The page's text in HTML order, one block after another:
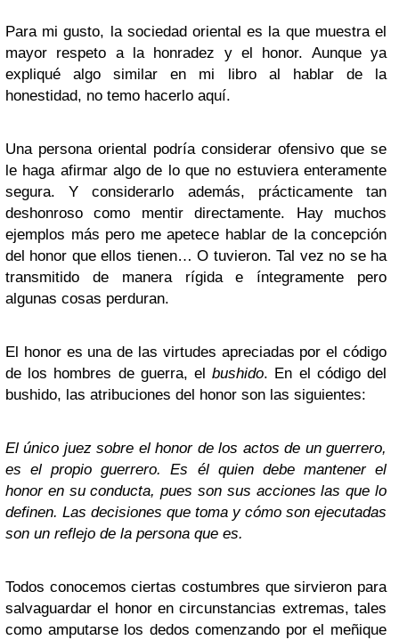
Para mi gusto, la sociedad oriental es la que muestra el
mayor respeto a la honradez y el honor. Aunque ya
expliqué algo similar en mi libro al hablar de la
honestidad, no temo hacerlo aquí.
Una persona oriental podría considerar ofensivo que se
le haga afirmar algo de lo que no estuviera enteramente
segura. Y considerarlo además, prácticamente tan
deshonroso como mentir directamente. Hay muchos
ejemplos más pero me apetece hablar de la concepción
del honor que ellos tienen… O tuvieron. Tal vez no se ha
transmitido de manera rígida e íntegramente pero
algunas cosas perduran.
El honor es una de las virtudes apreciadas por el código
de los hombres de guerra, elbushido. En el código del
bushido, las atribuciones del honor son las siguientes:
El único juez sobre el honor de los actos de un guerrero,
es el propio guerrero. Es él quien debe mantener el
honor en su conducta, pues son sus acciones las que lo
definen. Las decisiones que toma y cómo son ejecutadas
son un reflejo de la persona que es.
Todos conocemos ciertas costumbres que sirvieron para
salvaguardar el honor en circunstancias extremas, tales
como amputarse los dedos comenzando por el meñique